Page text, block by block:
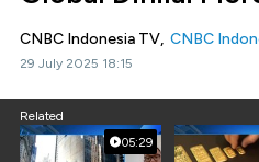
CNBC Indonesia TV, CNBC
29 July 2025 18:15
Related
05:29